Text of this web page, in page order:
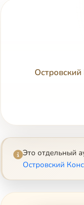
Это отдельный
Островский